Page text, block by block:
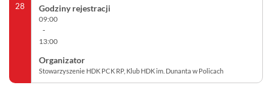
28
09:00
-
13:00
Stowarzyszenie HDK PCK RP, Klub HDK im. Dunanta w Policach